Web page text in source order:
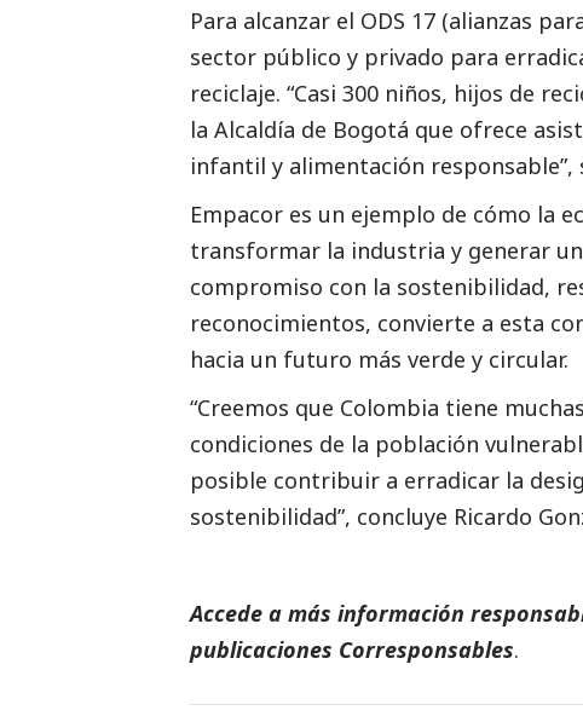
Para alcanzar el ODS 17 (alianzas
sector público y privado para
reciclaje. “Casi 300 niños, hijos de
la Alcaldía de Bogotá que ofrece
infantil y alimentación responsable”,
Empacor es un ejemplo de cómo la
transformar la industria y generar
compromiso con la sostenibilidad,
reconocimientos, convierte a esta
hacia un futuro más verde y circular.
“Creemos que Colombia tiene
condiciones de la población
posible contribuir a erradicar la
sostenibilidad”, concluye Ricardo
Accede a más información
publicaciones Corresponsables.